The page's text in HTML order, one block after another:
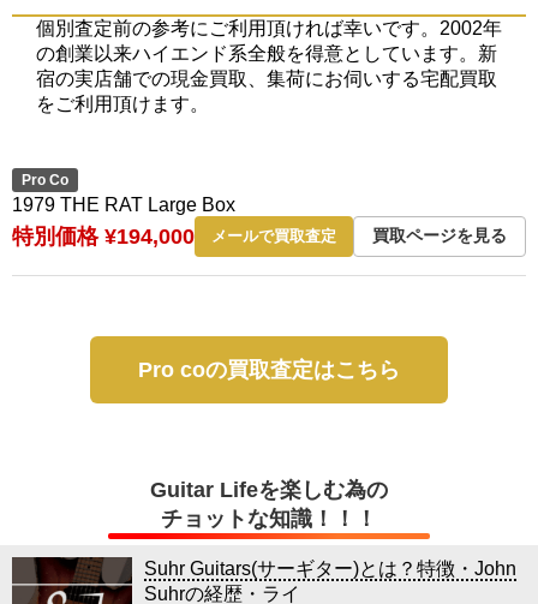
個別査定前の参考にご利用頂ければ幸いです。2002年
の創業以来ハイエンド系全般を得意としています。新
宿の実店舗での現金買取、集荷にお伺いする宅配買取
をご利用頂けます。
Pro Co
1979 THE RAT Large Box
特別価格 ¥194,000 メールで買取査定 買取ページを見る
Pro coの買取査定はこちら
Guitar Lifeを楽しむ為の
チョットな知識！！！
Suhr Guitars(サーギター)とは？特徴・John
Suhrの経歴・ライ